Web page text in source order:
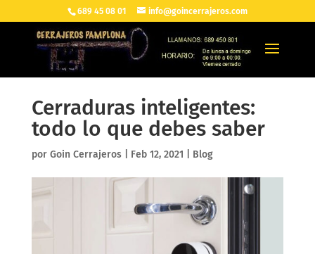
689 45 08 01 info@goincerrajeros.com
Cerraduras inteligentes:
todo lo que debes saber
por Goin Cerrajeros| Feb 12, 2021 Blog